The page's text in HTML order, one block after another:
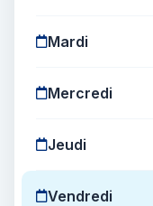
Mardi
Mercredi
Jeudi
Vendredi